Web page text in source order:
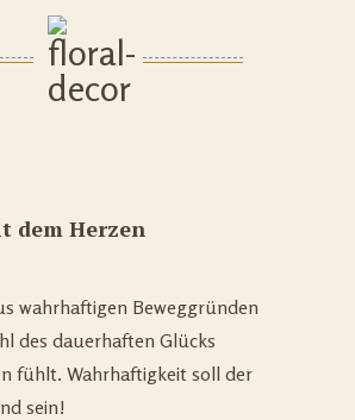
dem Herzen
wahrhaftigen Beweggründen
des dauerhaften Glücks
fühlt. Wahrhaftigkeit soll der
sein!